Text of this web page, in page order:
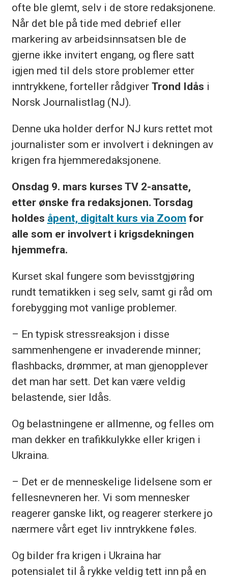
ofte ble glemt, selv i de store redaksjonene.
Når det ble på tide med debrief eller
markering av arbeidsinnsatsen ble de
gjerne ikke invitert engang, og flere satt
igjen med til dels store problemer etter
inntrykkene, forteller rådgiver Trond Idås i
Norsk Journalistlag (NJ).
Denne uka holder derfor NJ kurs rettet mot
journalister som er involvert i dekningen av
krigen fra hjemmeredaksjonene.
Onsdag 9. mars kurses TV 2-ansatte,
etter ønske fra redaksjonen. Torsdag
holdes åpent, digitalt kurs via Zoom for
alle som er involvert i krigsdekningen
hjemmefra.
Kurset skal fungere som bevisstgjøring
rundt tematikken i seg selv, samt gi råd om
forebygging mot vanlige problemer.
– En typisk stressreaksjon i disse
sammenhengene er invaderende minner;
flashbacks, drømmer, at man gjenopplever
det man har sett. Det kan være veldig
belastende, sier Idås.
Og belastningene er allmenne, og felles om
man dekker en trafikkulykke eller krigen i
Ukraina.
– Det er de menneskelige lidelsene som er
fellesnevneren her. Vi som mennesker
reagerer ganske likt, og reagerer sterkere jo
nærmere vårt eget liv inntrykkene føles.
Og bilder fra krigen i Ukraina har
potensialet til å rykke veldig tett inn på en